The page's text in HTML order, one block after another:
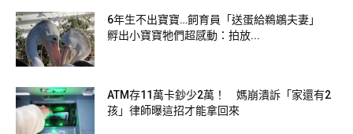
6年生不出寶寶…飼育員「送蛋給鵜鶘夫妻」
孵出小寶寶牠們超感動：拍放...
ATM存11萬卡鈔少2萬！ 媽崩潰訴「家還有2
孩」律師曝這招才能拿回來